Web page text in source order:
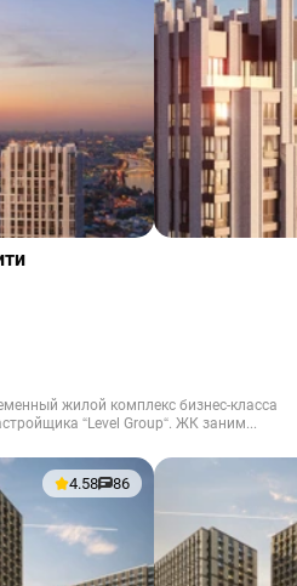
жилой комплекс бизнес-класса
“Level Group“. ЖК заним...
4.58 86